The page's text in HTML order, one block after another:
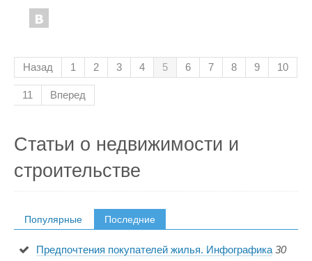
Назад 1 2 3 4 5 6 7 8 9 10
11 Вперед
Статьи о недвижимости и
строительстве
Популярные Последние
Предпочтения покупателей жилья. Инфографика 30